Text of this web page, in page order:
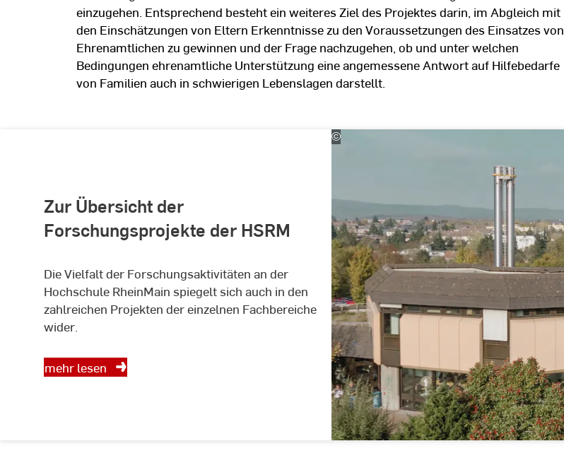
einzugehen. Entsprechend besteht ein weiteres Ziel des Projektes darin, im Abgleich mit
den Einschätzungen von Eltern Erkenntnisse zu den Voraussetzungen des Einsatzes von
Ehrenamtlichen zu gewinnen und der Frage nachzugehen, ob und unter welchen
Bedingungen ehrenamtliche Unterstützung eine angemessene Antwort auf Hilfebedarfe
von Familien auch in schwierigen Lebenslagen darstellt.
©
Andreas
Zur Übersicht der
Forschungsprojekte der HSRM
Die Vielfalt der Forschungsaktivitäten an der
Hochschule RheinMain spiegelt sich auch in den
zahlreichen Projekten der einzelnen Fachbereiche
wider.
mehr lesen